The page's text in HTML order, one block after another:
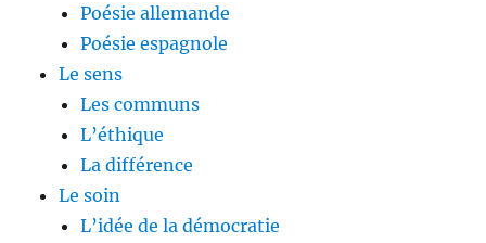
Poésie allemande
Poésie espagnole
Le sens
Les communs
L’éthique
La différence
Le soin
L’idée de la démocratie